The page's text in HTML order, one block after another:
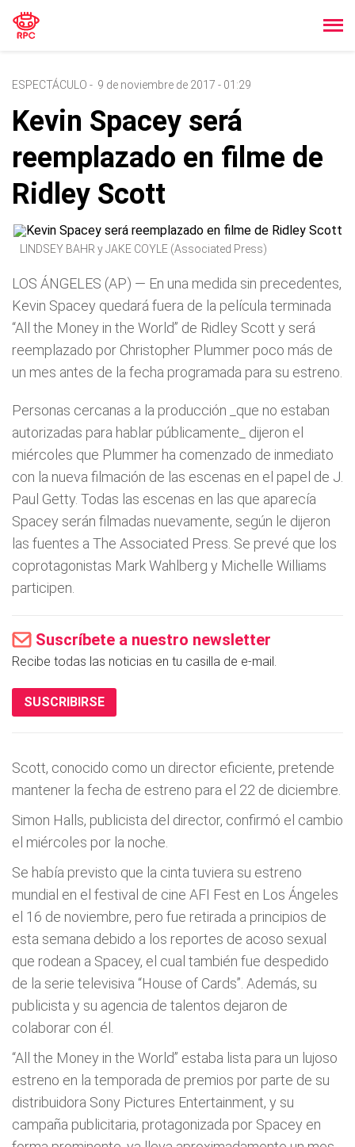
ESPECTÁCULO - 9 de noviembre de 2017 - 01:29
Kevin Spacey será
reemplazado en filme de
Ridley Scott
LINDSEY BAHR y JAKE COYLE (Associated Press)
LOS ÁNGELES (AP) — En una medida sin precedentes,
Kevin Spacey quedará fuera de la película terminada
“All the Money in the World” de Ridley Scott y será
reemplazado por Christopher Plummer poco más de
un mes antes de la fecha programada para su estreno.
Personas cercanas a la producción _que no estaban
autorizadas para hablar públicamente_ dijeron el
miércoles que Plummer ha comenzado de inmediato
con la nueva filmación de las escenas en el papel de J.
Paul Getty. Todas las escenas en las que aparecía
Spacey serán filmadas nuevamente, según le dijeron
las fuentes a The Associated Press. Se prevé que los
coprotagonistas Mark Wahlberg y Michelle Williams
participen.
Suscríbete a nuestro newsletter
Recibe todas las noticias en tu casilla de e-mail.
SUSCRIBIRSE
Scott, conocido como un director eficiente, pretende
mantener la fecha de estreno para el 22 de diciembre.
Simon Halls, publicista del director, confirmó el cambio
el miércoles por la noche.
Se había previsto que la cinta tuviera su estreno
mundial en el festival de cine AFI Fest en Los Ángeles
el 16 de noviembre, pero fue retirada a principios de
esta semana debido a los reportes de acoso sexual
que rodean a Spacey, el cual también fue despedido
de la serie televisiva “House of Cards”. Además, su
publicista y su agencia de talentos dejaron de
colaborar con él.
“All the Money in the World” estaba lista para un lujoso
estreno en la temporada de premios por parte de su
distribuidora Sony Pictures Entertainment, y su
campaña publicitaria, protagonizada por Spacey en